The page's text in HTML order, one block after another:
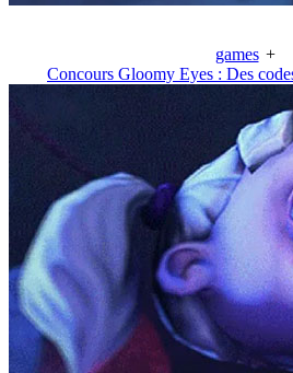
games +
Concours Gloomy Eyes : Des